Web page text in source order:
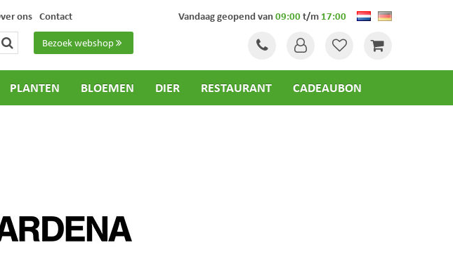
Bezoek webshop
ons Contact Vandaag geopend van09:00t/m17:00
PLANTEN BLOEMEN DIER RESTAURANT CADEAUBON